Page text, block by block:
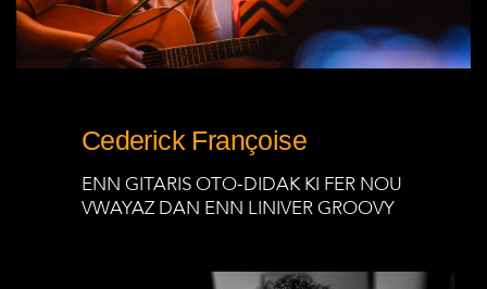
Cederick Françoise
ENN GITARIS OTO-DIDAK KI FER NOU
VWAYAZ DAN ENN LINIVER GROOVY